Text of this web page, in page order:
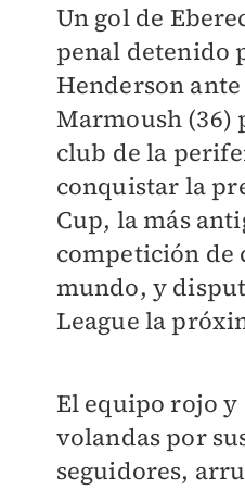
Un gol de
penal detenido
Henderson
Marmoush
club de la
conquistar la
Cup, la más
competición de
mundo, y
League la
El equipo rojo
volandas por
seguidores,